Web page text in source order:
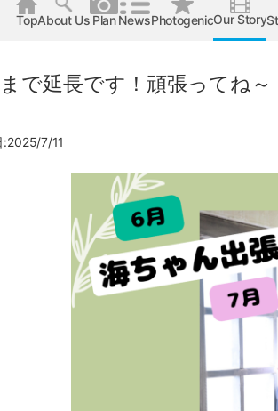
TopAbout Us PlanNewsPhotogenicOur Story
で延長です！頑張ってね
7/11